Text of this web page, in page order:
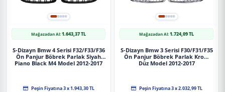
Mağazadan Al:1.643,37 TL
S-Dizayn Bmw 4 Serisi F32/F33/F36
Ön Panjur Böbrek Parlak Siyah
Piano Black M4 Model 2012-2017
Peşin Fiyatına 3 x 1.943,30 TL
Mağazadan Al:1.724,09 TL
S-Dizayn Bmw 3 Serisi F30/F31/F35
Ön Panjur Böbrek Parlak Krom
Düz Model 2012-2017
Peşin Fiyatına 3 x 2.032,99 TL